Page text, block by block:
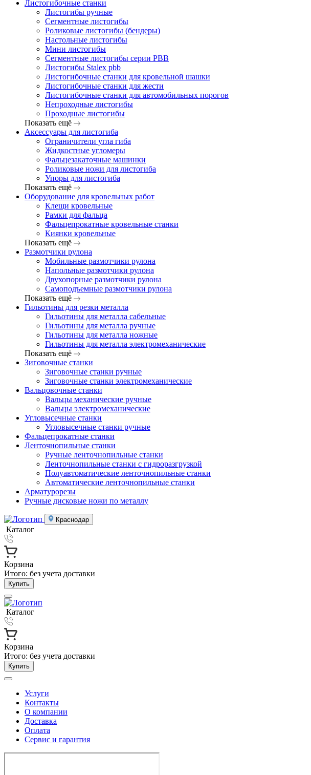
Листогибочные станки
Листогибы ручные
Сегментные листогибы
Роликовые листогибы (бендеры)
Настольные листогибы
Мини листогибы
Сегментные листогибы серии PBB
Листогибы Stalex pbb
Листогибочные станки для кровельной шашки
Листогибочные станки для жести
Листогибочные станки для автомобильных порогов
Непроходные листогибы
Проходные листогибы
Показать ещё
Аксессуары для листогиба
Ограничители угла гиба
Жидкостные угломеры
Фальцезакаточные машинки
Роликовые ножи для листогиба
Упоры для листогиба
Показать ещё
Оборудование для кровельных работ
Клещи кровельные
Рамки для фальца
Фальцепрокатные кровельные станки
Киянки кровельные
Показать ещё
Размотчики рулона
Мобильные размотчики рулона
Напольные размотчики рулона
Двухопорные размотчики рулона
Самоподъемные размотчики рулона
Показать ещё
Гильотины для резки металла
Гильотины для металла сабельные
Гильотины для металла ручные
Гильотины для металла ножные
Гильотины для металла электромеханические
Показать ещё
Зиговочные станки
Зиговочные станки ручные
Зиговочные станки электромеханические
Вальцовочные станки
Вальцы механические ручные
Вальцы электромеханические
Угловысечные станки
Угловысечные станки ручные
Фальцепрокатные станки
Ленточнопильные станки
Ручные ленточнопильные станки
Ленточнопильные станки с гидроразгрузкой
Полуавтоматические ленточнопильные станки
Автоматические ленточнопильные станки
Арматурорезы
Ручные дисковые ножи по металлу
Краснодар
Каталог
Корзина
Итого: без учета доставки
Купить
Каталог
Корзина
Итого: без учета доставки
Купить
Услуги
Контакты
О компании
Доставка
Оплата
Сервис и гарантия